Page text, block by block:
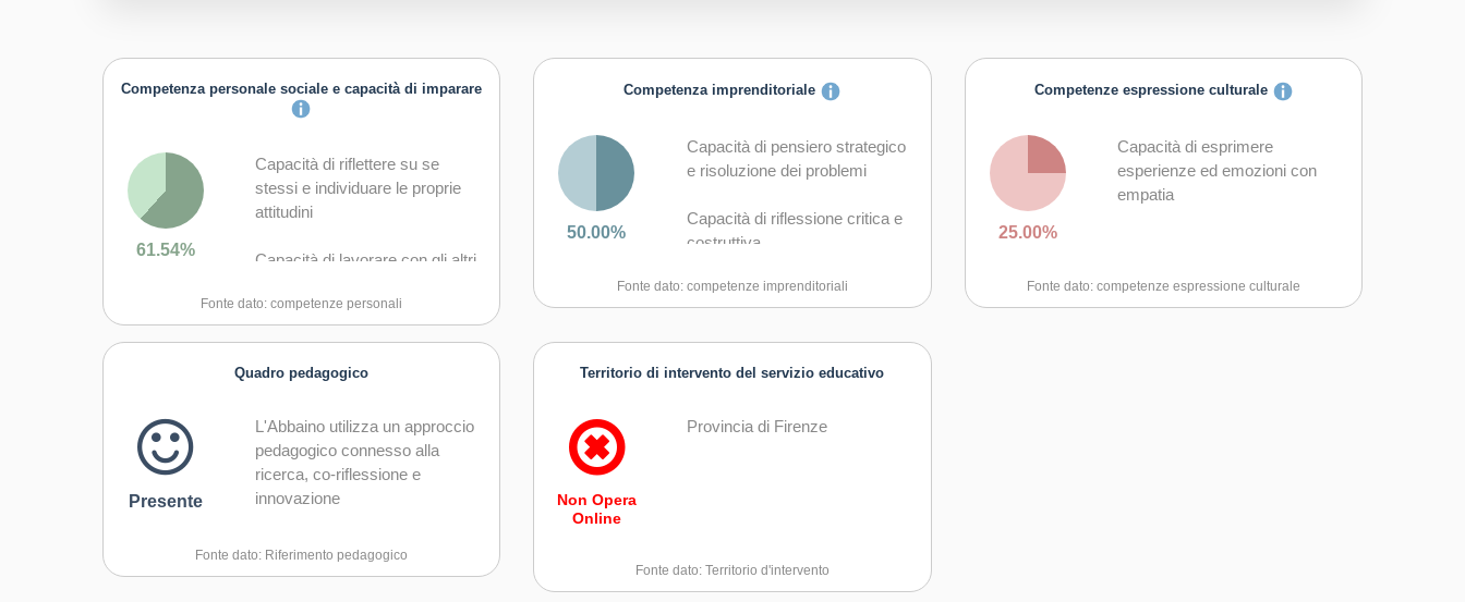
Competenza personale sociale e capacità di imparare
61.54%
Capacità di riflettere su se
stessi e individuare le proprie
attitudini
Capacità di lavorare con gli altri
Capacità di comunicare
diversi
Capacità di creare fiducia e
provare empatia
Capacità di negoziare
Capacità di concentrarsi, di
Fonte dato: competenze personali
Competenza imprenditoriale
50.00%
Capacità di pensiero strategico
e risoluzione dei problemi
Capacità di riflessione critica e
costruttiva
Capacità di assumere l'iniziativa
Capacità di lavorare sia in
Capacità di comunicare e
provare empatia
Fonte dato: competenze imprenditoriali
Competenze espressione culturale
25.00%
Capacità di esprimere
esperienze ed emozioni con
empatia
Fonte dato: competenze espressione culturale
Quadro pedagogico
Presente
L'Abbaino utilizza un approccio
pedagogico connesso alla
ricerca, co-riflessione e
innovazione
Fonte dato: Riferimento pedagogico
Territorio di intervento del servizio educativo
Non Opera
Online
Provincia di Firenze
Fonte dato: Territorio d'intervento